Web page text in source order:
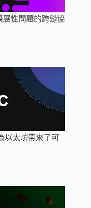
展性問題的跨鏈協
以太坊帶來了可